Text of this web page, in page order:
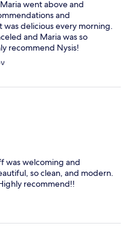
went above and
and
delicious every morning.
and Maria was so
recommend Nysis!
was welcoming and
so clean, and modern.
recommend!!